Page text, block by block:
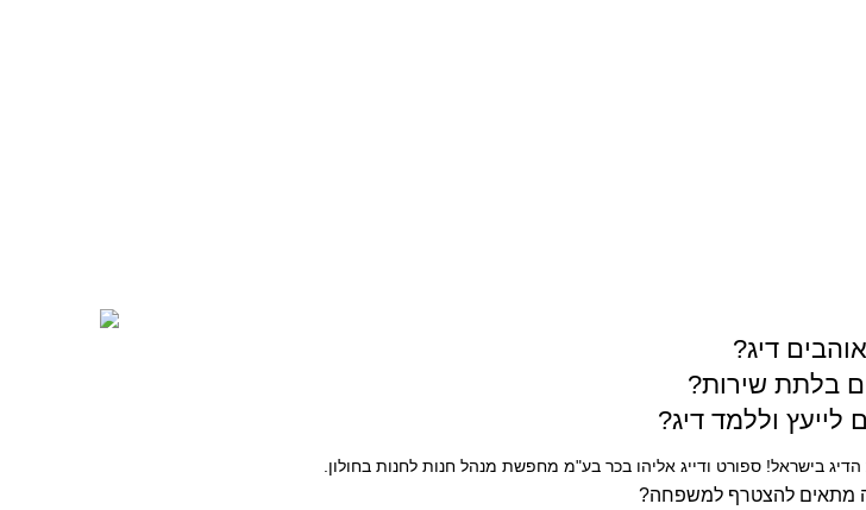
אוהבים דיג?
בלתת שירות?
לייעץ וללמד דיג?
בישראל! ספורט ודייג אליהו בכר בע"מ מחפשת מנהל חנות לחנות בחולון.
מתאים להצטרף למשפחה?